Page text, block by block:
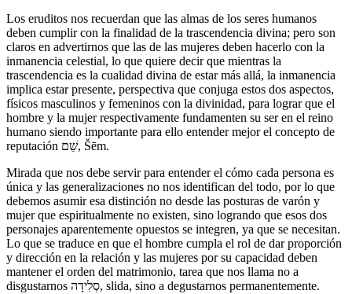
Los eruditos nos recuerdan que las almas de los seres humanos
deben cumplir con la finalidad de la trascendencia divina; pero son
claros en advertirnos que las de las mujeres deben hacerlo con la
inmanencia celestial, lo que quiere decir que mientras la
trascendencia es la cualidad divina de estar más allá, la inmanencia
implica estar presente, perspectiva que conjuga estos dos aspectos,
físicos masculinos y femeninos con la divinidad, para lograr que el
hombre y la mujer respectivamente fundamenten su ser en el reino
humano siendo importante para ello entender mejor el concepto de
reputación שֵׁם, Šēm.
Mirada que nos debe servir para entender el cómo cada persona es
única y las generalizaciones no nos identifican del todo, por lo que
debemos asumir esa distinción no desde las posturas de varón y
mujer que espiritualmente no existen, sino logrando que esos dos
personajes aparentemente opuestos se integren, ya que se necesitan.
Lo que se traduce en que el hombre cumpla el rol de dar proporción
y dirección en la relación y las mujeres por su capacidad deben
mantener el orden del matrimonio, tarea que nos llama no a
disgustarnos סְלִידָה, slida, sino a degustarnos permanentemente.